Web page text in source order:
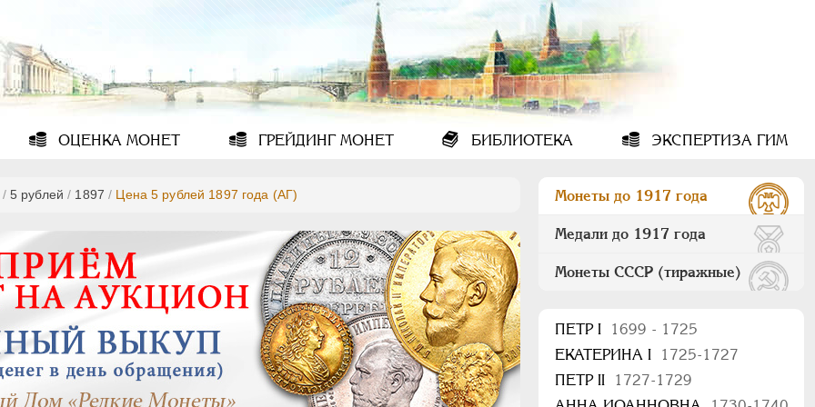
ОЦЕНКА МОНЕТ ГРЕЙДИНГМОНЕТ БИБЛИОТЕКА ЭКСПЕРТИЗА ГИМ
5 рублей / 1897 / Цена 5 рублей 1897 года (АГ) Монеты до 1917 года
Медали до 1917 года
Монеты СССР (тиражные)
ПEТР I
1699 - 1725
ЕКАТЕРИНА I
1725-1727
ПЕТР II
1727-1729